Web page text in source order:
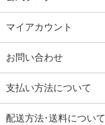
マイアカウント
お問い合わせ
支払い方法について
配送方法･送料について